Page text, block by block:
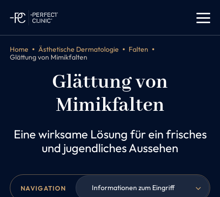
Home Ästhetische Dermatologie
Falten
Glättung von Mimikfalten
Glättung von
Mimikfalten
Eine wirksame Lösung für ein frisches
und jugendliches Aussehen
NAVIGATION Informationen zum Eingriff